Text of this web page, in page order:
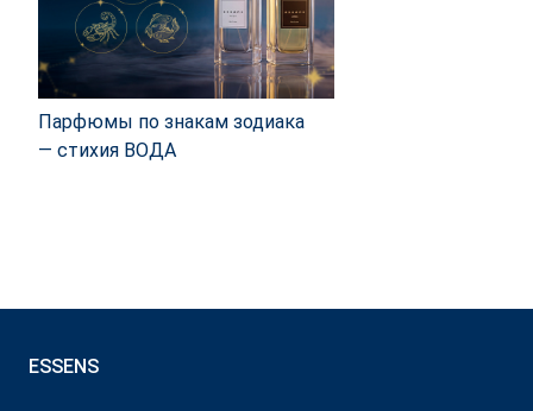
Парфюмы по знакам зодиака
— стихия ВОДА
ESSENS